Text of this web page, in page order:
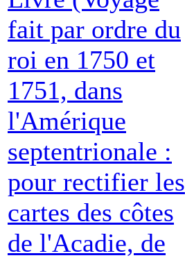
fait par ordre du
roi en 1750 et
1751, dans
l'Amérique
septentrionale :
pour rectifier les
cartes des côtes
de l'Acadie, de